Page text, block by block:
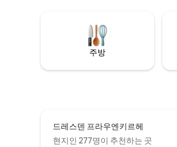
주방
드레스덴 프라우엔키르헤
현지인 277명이 추천하는 곳